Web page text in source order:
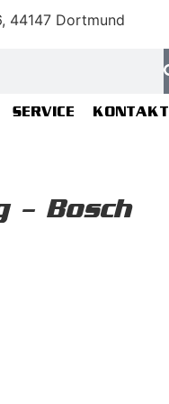
44147 Dortmund
SERVICE KONTAKT
– Bosch